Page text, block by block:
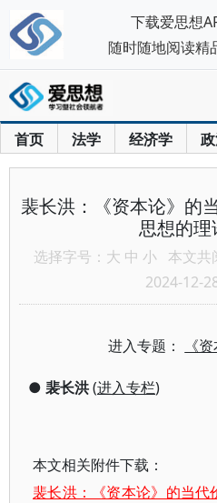
首页 法学 经济学
裴长洪：《资本论》的
思想的理
选择字号： 大 中 小 本文共
2024-12-
进入专题： 《
● 裴长洪(进入专栏)
本文相关附件下载：
裴长洪：《资本论》的当代
下载爱思想
随时随地阅读精